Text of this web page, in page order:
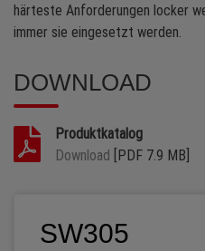
härteste Anforderungen locker
immer sie eingesetzt werden.
DOWNLOAD
Produktkatalog
Download [PDF 7.9 MB]
SW305